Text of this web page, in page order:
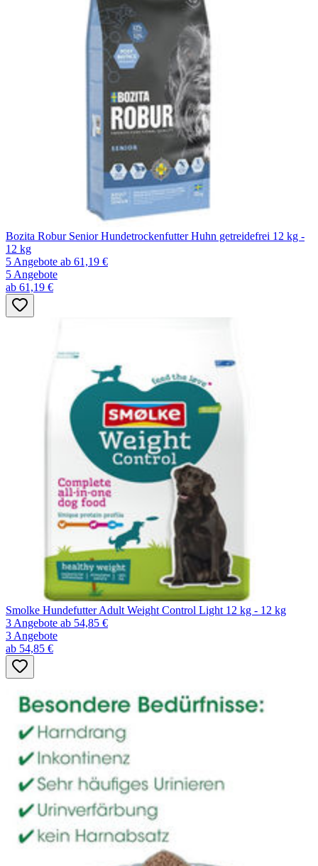
Bozita Robur Senior Hundetrockenfutter Huhn getreidefrei 12 kg -
12 kg
5 Angebote ab 61,19 €
5 Angebote
ab 61,19 €
Smolke Hundefutter Adult Weight Control Light 12 kg - 12 kg
3 Angebote ab 54,85 €
3 Angebote
ab 54,85 €